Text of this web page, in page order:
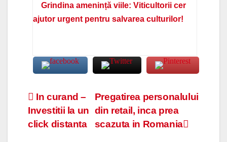
Grindina amenință viile: Viticultorii cer
ajutor urgent pentru salvarea culturilor!
Navigare
în
Pregatirea personalului
din retail, inca prea
scazuta in Romania
In curand –
Investitii la un
click distanta